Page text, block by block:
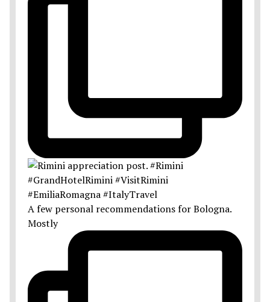
A few personal recommendations for Bologna.
Mostly